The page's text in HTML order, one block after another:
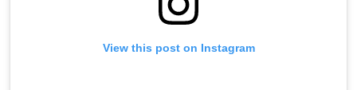
View this post on Instagram